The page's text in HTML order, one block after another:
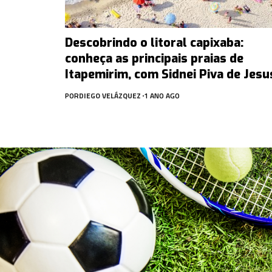
Descobrindo o litoral capixaba:
conheça as principais praias de
Itapemirim, com Sidnei Piva de
PORDIEGO VELÁZQUEZ 1 ANO AGO